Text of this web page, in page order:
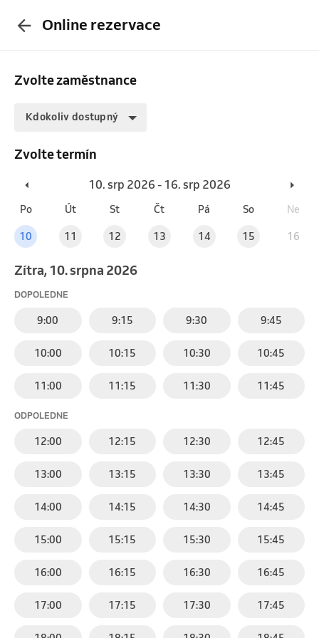
Online rezervace
Zvolte zaměstnance
Kdokoliv dostupný
Zvolte termín
10. srp 2026 - 16. srp 2026
Po Út St Čt Pá So Ne
10 11 12 13 14 15 16
Zítra, 10. srpna 2026
DOPOLEDNE
9:00 9:15 9:30 9:45
10:00 10:15 10:30 10:45
11:00 11:15 11:30 11:45
ODPOLEDNE
12:00 12:15 12:30 12:45
13:00 13:15 13:30 13:45
14:00 14:15 14:30 14:45
15:00 15:15 15:30 15:45
16:00 16:15 16:30 16:45
17:00 17:15 17:30 17:45